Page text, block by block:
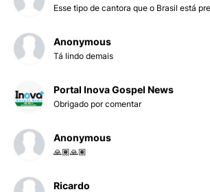
Esse tipo de cantora que o Brasil está
Anonymous
Tá lindo demais
Portal Inova Gospel News
Obrigado por comentar
Anonymous
🙏🏽🙏🏽
Ricardo